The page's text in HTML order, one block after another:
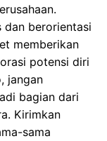
dan berorientasi
memberikan
potensi diri
jangan
bagian dari
Kirimkan
sama